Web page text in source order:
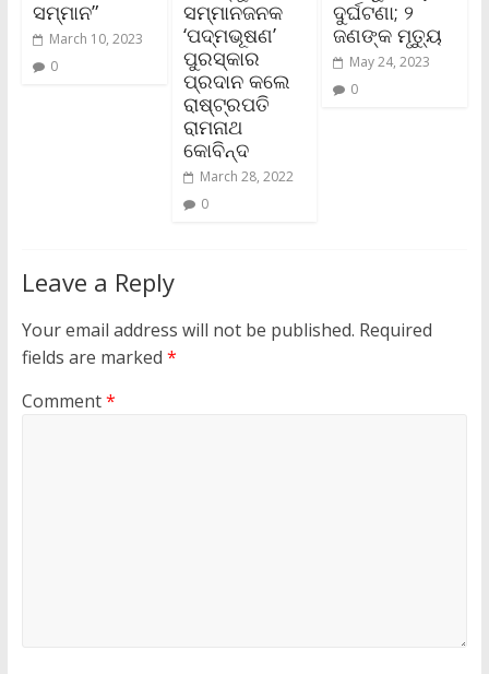
ସମ୍ମାନ”
March 10, 2023
0
ସମ୍ମାନଜନକ
‘ପଦ୍ମଭୂଷଣ’
ପୁରସ୍କାର
ପ୍ରଦାନ କଲେ
ରାଷ୍ଟ୍ରପତି
ରାମନାଥ
କୋବିନ୍ଦ
March 28, 2022
0
ଦୁର୍ଘଟଣା; ୨
ଜଣଙ୍କ ମୃତ୍ୟୁ
May 24, 2023
0
Leave a Reply
Your email address will not be published. Required
fields are marked *
Comment*